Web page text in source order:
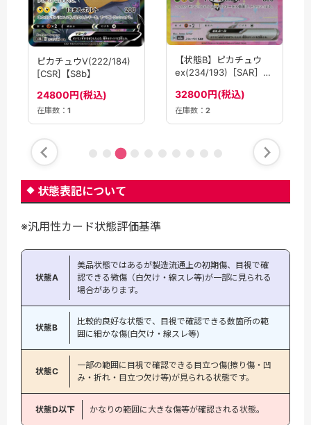
ピカチュウV(222/184)
[CSR]【S8b】
24800円(税込)
在庫数： 1
【状態B】ピカチュウ
ex(234/193)［SAR］
32800円(税込)
在庫数： 2
状態表記について
※汎用性カード状態評価基準
状態A
美品状態ではあるが製造流通上の初期傷、目視で確
認できる微傷（白欠け・線スレ等)が一部に見られる
場合があります。
状態B
比較的良好な状態で、目視で確認できる数箇所の範
囲に細かな傷(白欠け・線スレ等)
状態C
一部の範囲に目視で確認できる目立つ傷(擦り傷・凹
み・折れ・目立つ欠け等)が見られる状態です。
状態D以下 かなりの範囲に大きな傷等が確認される状態。